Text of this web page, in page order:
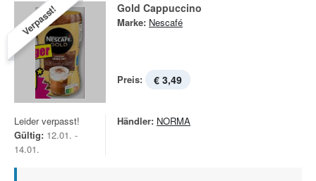
Verpasst! Gold Cappuccino
Marke: Nescafé
Preis: € 3,49
Leider verpasst!
Gültig: 12.01. -
14.01.
Händler: NORMA